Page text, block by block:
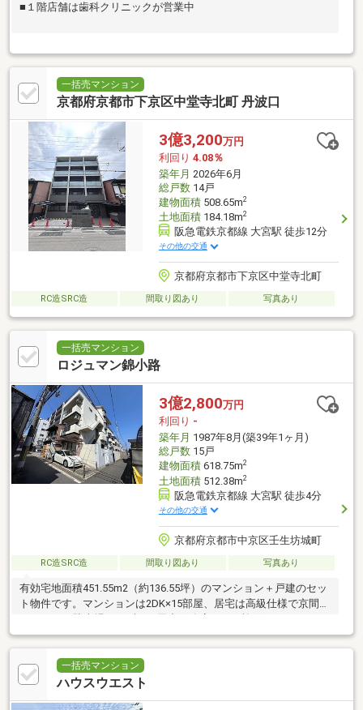
■１階店舗は歯科クリニックが営業中
一括売マンション
京都府京都市下京区中堂寺北町 丹波口
3億3,200万円
利回り 4.08％
築年月 2026年6月
総戸数14戸
建物面積508.65m2
土地面積184.18m2
阪急電鉄京都線 大宮駅 徒歩12分
その他の交通
京都府京都市下京区中堂寺北町
RC造SRC造 間取り図あり 写真あり
一括売マンション
ロジュマン錦小路
3億2,800万円
利回り -
築年月 1987年8月(築39年1ヶ月)
総戸数15戸
建物面積618.75m2
土地面積512.38m2
阪急電鉄京都線 大宮駅 徒歩4分
その他の交通
京都府京都市中京区壬生坊城町
RC造SRC造 間取り図あり 写真あり
有効宅地面積451.55m2（約136.55坪）のマンション＋戸建のセッ
ト物件です。マンションは2DK×15部屋、居宅は高級仕様で京間
一括売マンション
ハウスウエスト